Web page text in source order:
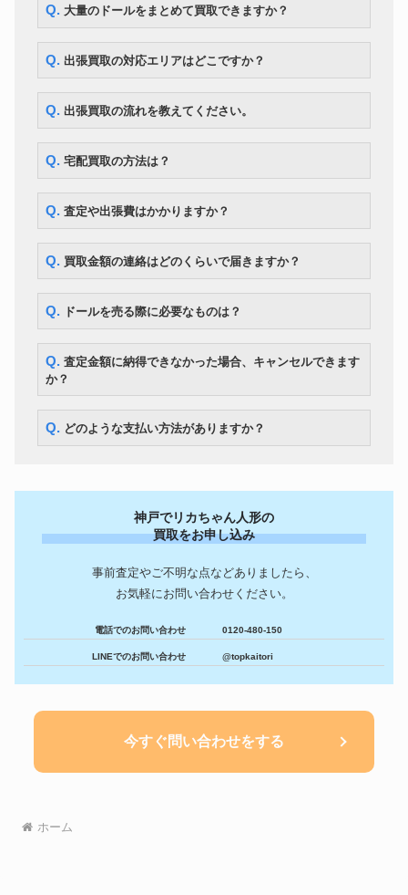
Q. 大量のドールをまとめて買取できますか？
Q. 出張買取の対応エリアはどこですか？
Q. 出張買取の流れを教えてください。
Q. 宅配買取の方法は？
Q. 査定や出張費はかかりますか？
Q. 買取金額の連絡はどのくらいで届きますか？
Q. ドールを売る際に必要なものは？
Q. 査定金額に納得できなかった場合、キャンセルできます
か？
Q. どのような支払い方法がありますか？
神戸でリカちゃん人形の
買取をお申し込み
事前査定やご不明な点などありましたら、
お気軽にお問い合わせください。
電話でのお問い合わせ 0120-480-150
LINEでのお問い合わせ @topkaitori
今すぐ問い合わせをする
ホーム